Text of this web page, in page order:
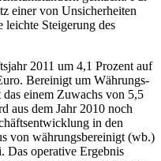
einer von Unsicherheiten
leichte Steigerung des
2011 um 4,1 Prozent auf
Bereinigt um Währungs-
einem Zuwachs von 5,5
aus dem Jahr 2010 noch
in den
von währungsbereinigt (wb.)
Das operative Ergebnis